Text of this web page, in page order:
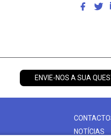
ENVIE-NOS A SUA
NOTÍCIAS